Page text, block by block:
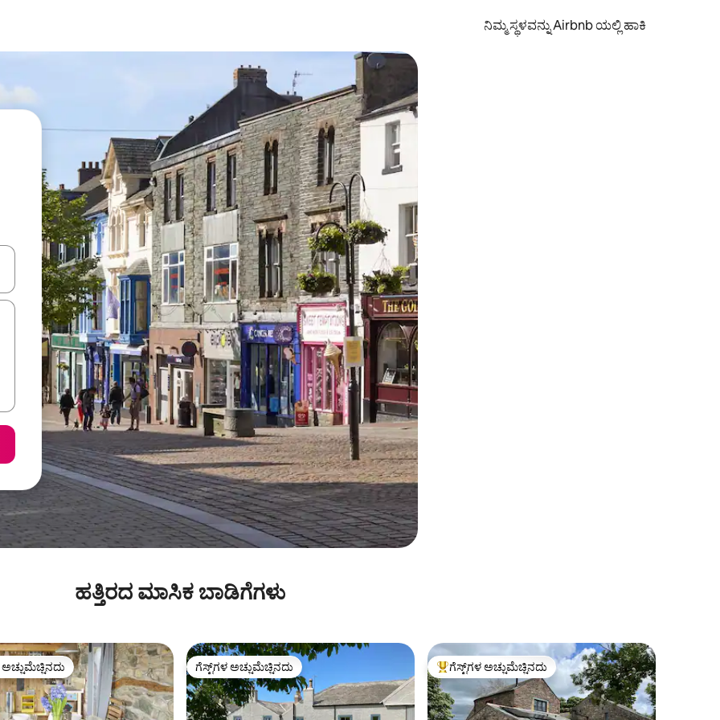
ನಿಮ್ಮ ಸ್ಥಳವನ್ನು Airbnb ಯಲ್ಲಿ ಹಾಕಿ
ನ್ಯಾವಿಗೇಟ್ ಮಾಡಿ ಅಥವಾ ಸ್ಪರ್ಶ ಅಥವಾ ಸ್ವೈಪ್ ಗೆಸ್ಚರ್‌ಗಳ ಮೂಲಕ ಅನ್ವೇಷಿಸಿ.
ಹತ್ತಿರದ ಮಾಸಿಕ ಬಾಡಿಗೆಗಳು
ಹೆಚ್ಚು ಅಚ್ಚುಮೆಚ್ಚಿನದು ಗೆಸ್ಟ್‌ಗಳ ಅಚ್ಚುಮೆಚ್ಚಿನದು
ಗೆಸ್ಟ್‌ಗಳ ಅಚ್ಚುಮೆಚ್ಚಿನದು ಗೆಸ್ಟ್‌ಗಳಿಗೆ ಅತಿ ಹೆಚ್ಚು ಅಚ್ಚುಮೆಚ್ಚಿನದು
ಗೆಸ್ಟ್‌ಗಳ ಅಚ್ಚುಮೆಚ್ಚಿನದು